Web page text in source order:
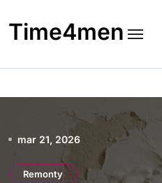
to
content
Time4men
mar 21, 2026
Remonty